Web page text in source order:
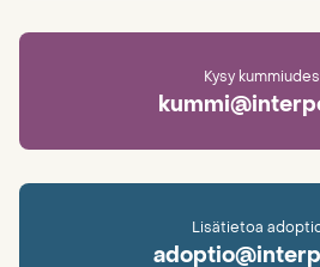
Kysy
Lisätietoa